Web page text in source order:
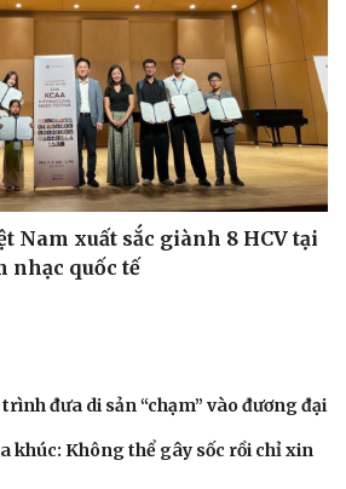
Công nghệ
Sành điệu
Tin Công nghệ
Trải nghiệm
Chuyển đổi số
Nam xuất sắc giành 8 HCV tại
nhạc quốc tế
đưa di sản “chạm” vào đương đại
khúc: Không thể gây sốc rồi chỉ xin